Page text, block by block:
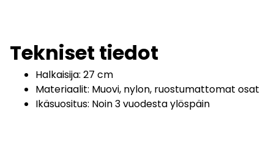
Tekniset tiedot
Halkaisija: 27 cm
Materiaalit: Muovi, nylon, ruostumattomat osat
Ikäsuositus: Noin 3 vuodesta ylöspäin